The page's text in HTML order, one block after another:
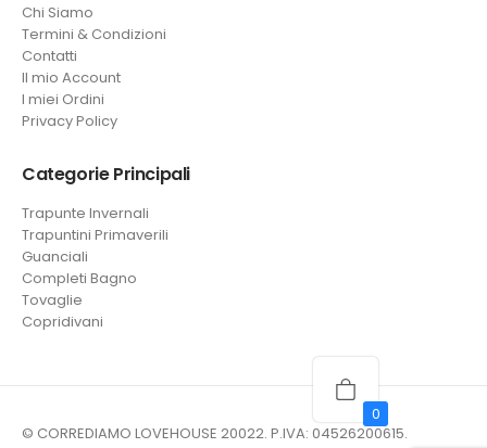
Chi Siamo
Termini & Condizioni
Contatti
Il mio Account
I miei Ordini
Privacy Policy
Categorie Principali
Trapunte Invernali
Trapuntini Primaverili
Guanciali
Completi Bagno
Tovaglie
Copridivani
© CORREDIAMO LOVEHOUSE 20022. P.IVA: 04526200615.
0